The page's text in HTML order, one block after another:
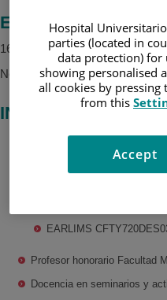
EXPERIENCIA
16 años de médico especialista
Neurorradiología
INVESTIGACIÓN Y
Diagnóstico del
Ensayo clínico sobre
EARLIMS
Profesor honorario Facultad
Docencia en seminarios y
Hospital
parties (located in
data protection) for
showing personalised
all cookies by pressing
from this
Accept